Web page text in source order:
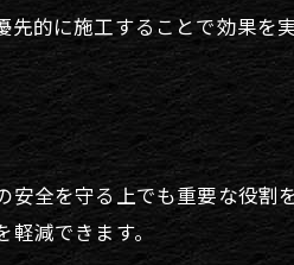
ォーム防寒術の活用事例
から学ぶ快適住まいの工夫
暖かい家を実現する実例
ォーム実例でわかる効果
的に施工することで効果を
全を守る上でも重要な役割
軽減できます。